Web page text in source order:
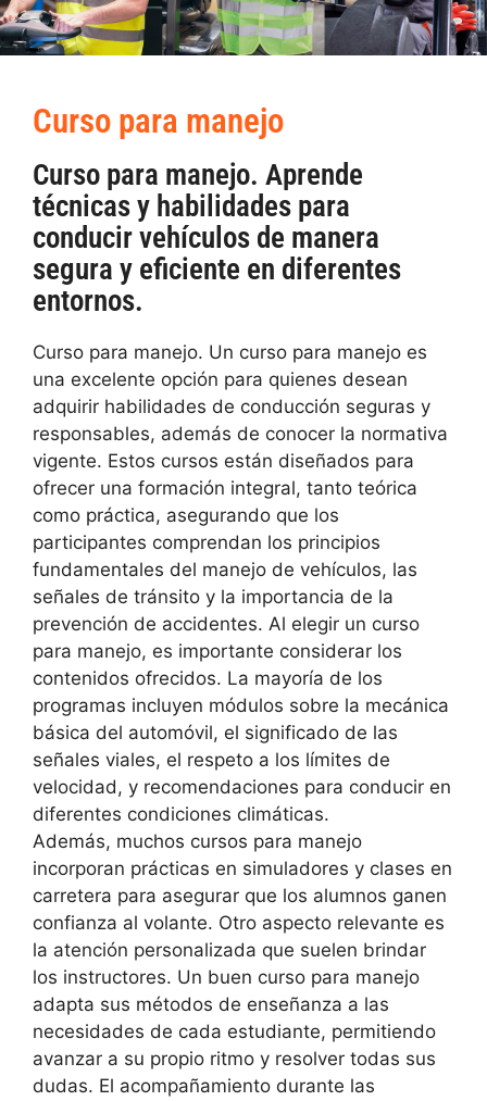
Curso para manejo
Curso para manejo. Aprende
técnicas y habilidades para
conducir vehículos de manera
segura y eficiente en diferentes
entornos.
Curso para manejo. Un curso para manejo es
una excelente opción para quienes desean
adquirir habilidades de conducción seguras y
responsables, además de conocer la normativa
vigente. Estos cursos están diseñados para
ofrecer una formación integral, tanto teórica
como práctica, asegurando que los
participantes comprendan los principios
fundamentales del manejo de vehículos, las
señales de tránsito y la importancia de la
prevención de accidentes. Al elegir un curso
para manejo, es importante considerar los
contenidos ofrecidos. La mayoría de los
programas incluyen módulos sobre la mecánica
básica del automóvil, el significado de las
señales viales, el respeto a los límites de
velocidad, y recomendaciones para conducir en
diferentes condiciones climáticas.
Además, muchos cursos para manejo
incorporan prácticas en simuladores y clases en
carretera para asegurar que los alumnos ganen
confianza al volante. Otro aspecto relevante es
la atención personalizada que suelen brindar
los instructores. Un buen curso para manejo
adapta sus métodos de enseñanza a las
necesidades de cada estudiante, permitiendo
avanzar a su propio ritmo y resolver todas sus
dudas. El acompañamiento durante las